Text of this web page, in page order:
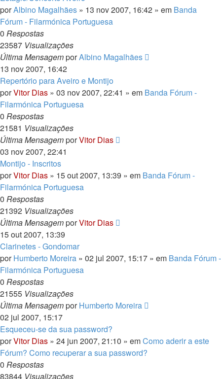
porAlbino Magalhães » 13 nov 2007, 16:42 » em Banda
Fórum - Filarmónica Portuguesa
0 Respostas
23587 Visualizações
Última MensagemporAlbino Magalhães
13 nov 2007, 16:42
Repertório para Aveiro e Montijo
porVitor Dias » 03 nov 2007, 22:41 » em Banda Fórum -
Filarmónica Portuguesa
0 Respostas
21581 Visualizações
Última MensagemporVitor Dias
03 nov 2007, 22:41
Montijo - Inscritos
porVitor Dias » 15 out 2007, 13:39 » em Banda Fórum -
Filarmónica Portuguesa
0 Respostas
21392 Visualizações
Última MensagemporVitor Dias
15 out 2007, 13:39
Clarinetes - Gondomar
porHumberto Moreira » 02 jul 2007, 15:17 » em Banda Fórum -
Filarmónica Portuguesa
0 Respostas
21555 Visualizações
Última MensagemporHumberto Moreira
02 jul 2007, 15:17
Esqueceu-se da sua password?
porVitor Dias » 24 jun 2007, 21:10 » emComo aderir a este
Fórum? Como recuperar a sua password?
0 Respostas
83844 Visualizações